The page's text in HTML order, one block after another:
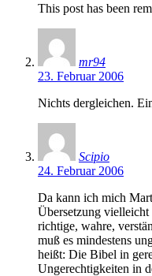
This post has been
mr94
23. Februar 2006
Nichts dergleichen.
Scipio
24. Februar 2006
Da kann ich mich
Übersetzung
richtige, wahre,
muß es mindestens
heißt: Die Bibel in
Ungerechtigkeiten in